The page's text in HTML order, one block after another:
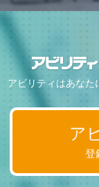
アビリティはあなた
ア
登